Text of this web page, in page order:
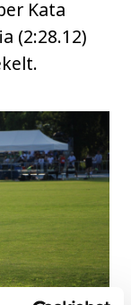
Kata
(2:28.12)